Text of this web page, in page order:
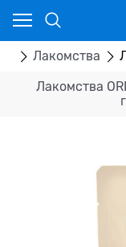
Лакомства
Лакомства
Ваш город -
угадали?